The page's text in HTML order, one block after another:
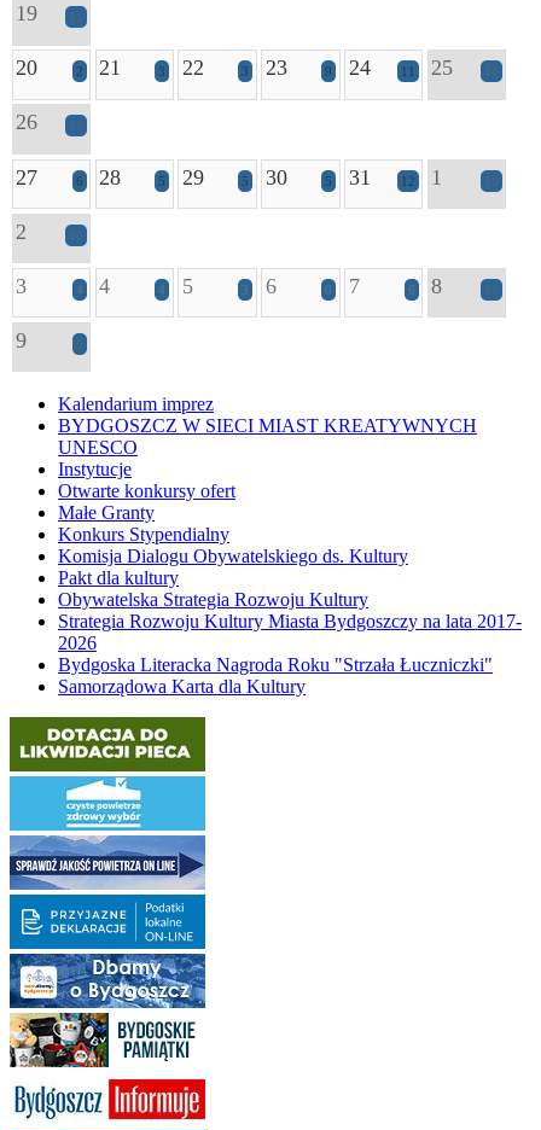
19 11
20 2 21 3 22 3 23 9 24 11 25 14
26 11
27 6 28 5 29 5 30 5 31 12 1 16
2 10
3 4 4 4 5 3 6 6 7 6 8 11
9 8
Kalendarium imprez
BYDGOSZCZ W SIECI MIAST KREATYWNYCH
UNESCO
Instytucje
Otwarte konkursy ofert
Małe Granty
Konkurs Stypendialny
Komisja Dialogu Obywatelskiego ds. Kultury
Pakt dla kultury
Obywatelska Strategia Rozwoju Kultury
Strategia Rozwoju Kultury Miasta Bydgoszczy na lata 2017-
2026
Bydgoska Literacka Nagroda Roku "Strzała Łuczniczki"
Samorządowa Karta dla Kultury